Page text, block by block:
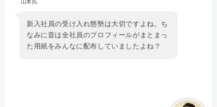
山本氏
新入社員の受け入れ態勢は大切ですよね。ち
なみに昔は全社員のプロフィールがまとまっ
た用紙をみんなに配布していましたよね？